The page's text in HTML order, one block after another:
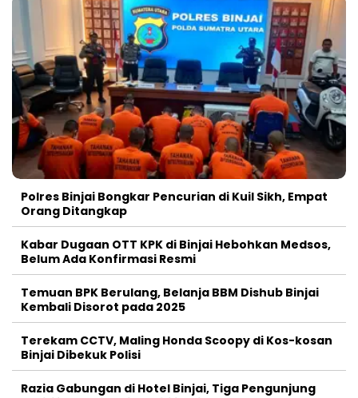
Polres Binjai Bongkar Pencurian di Kuil Sikh, Empat
Orang Ditangkap
Kabar Dugaan OTT KPK di Binjai Hebohkan Medsos,
Belum Ada Konfirmasi Resmi
Temuan BPK Berulang, Belanja BBM Dishub Binjai
Kembali Disorot pada 2025
Terekam CCTV, Maling Honda Scoopy di Kos-kosan
Binjai Dibekuk Polisi
Razia Gabungan di Hotel Binjai, Tiga Pengunjung